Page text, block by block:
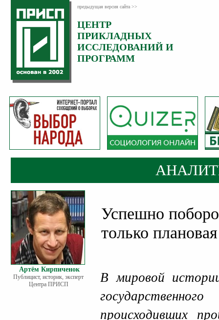
предыдущая версия сайта >>
ЦЕНТР
ПРИКЛАДНЫХ
ИССЛЕДОВАНИЙ И
ПРОГРАММ
Артём Кирпиченок
Публицист, историк, эксперт
Центра ПРИСП
Успешно
только
В мировой
происходивших
Категория:
Аналитика